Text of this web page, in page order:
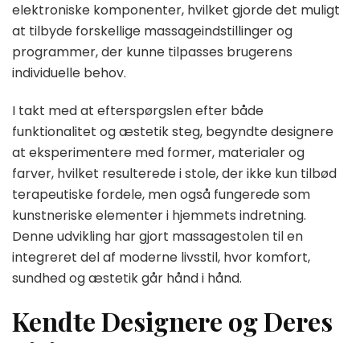
elektroniske komponenter, hvilket gjorde det muligt
at tilbyde forskellige massageindstillinger og
programmer, der kunne tilpasses brugerens
individuelle behov.
I takt med at efterspørgslen efter både
funktionalitet og æstetik steg, begyndte designere
at eksperimentere med former, materialer og
farver, hvilket resulterede i stole, der ikke kun tilbød
terapeutiske fordele, men også fungerede som
kunstneriske elementer i hjemmets indretning.
Denne udvikling har gjort massagestolen til en
integreret del af moderne livsstil, hvor komfort,
sundhed og æstetik går hånd i hånd.
Kendte Designere og Deres